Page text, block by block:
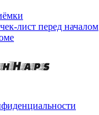
лист перед началом